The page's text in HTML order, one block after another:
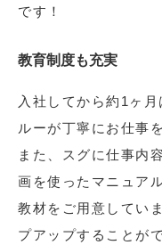
です！
教育制度も充実
入社してから約1ヶ
ルーが丁寧にお仕事
また、スグに仕事内
画を使ったマニュア
教材をご用意してい
プアップすることが